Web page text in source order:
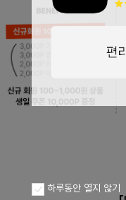
하루동안 열지 않기